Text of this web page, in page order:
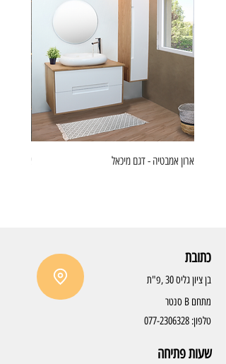
ארון אמבטיה - דגם מיכאל ארון
כתובת
בן ציון גליס 30 ,פ"ת
מתחם B סנטר
טלפון: 077-2306328
שעות פתיחה